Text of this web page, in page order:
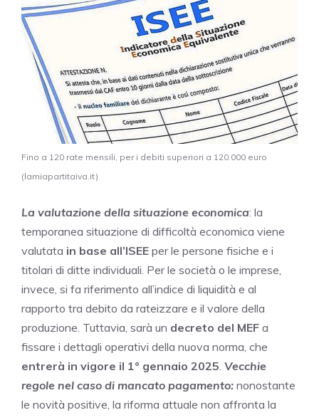
Fino a 120 rate mensili, per i debiti superiori a 120.000 euro
(lamiapartitaiva.it)
La valutazione della situazione economica: la
temporanea situazione di difficoltà economica viene
valutata in base all’ISEE per le persone fisiche e i
titolari di ditte individuali. Per le società o le imprese,
invece, si fa riferimento all’indice di liquidità e al
rapporto tra debito da rateizzare e il valore della
produzione. Tuttavia, sarà un decreto del MEF a
fissare i dettagli operativi della nuova norma, che
entrerà in vigore il 1° gennaio 2025 Vecchie
regole nel caso di mancato pagamento: nonostante
le novità positive, la riforma attuale non affronta la